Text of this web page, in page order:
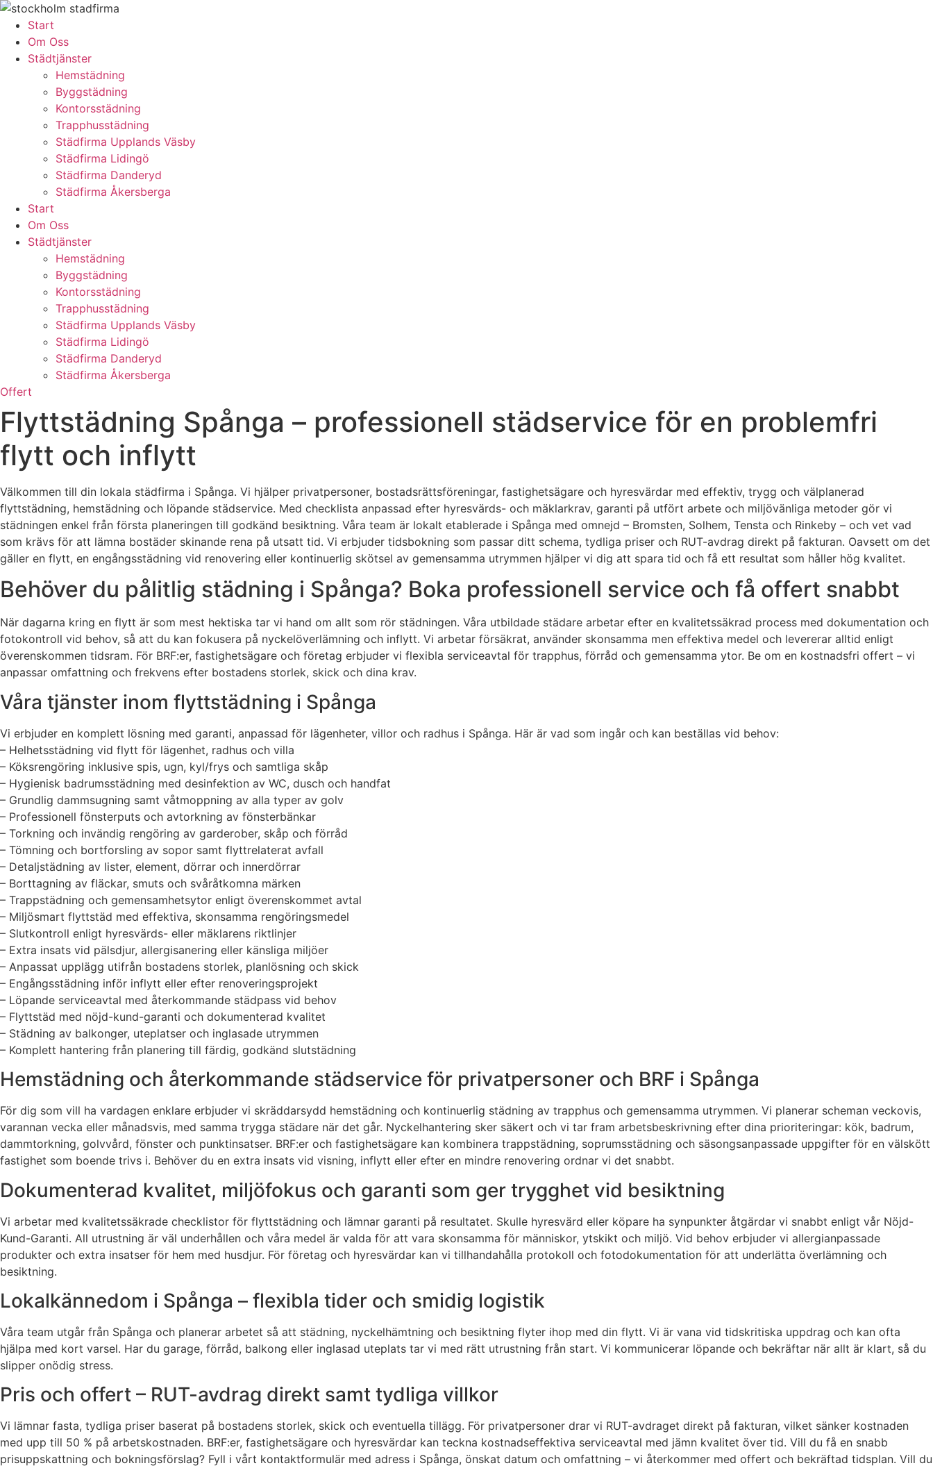
Skip
content
Start
Om Oss
Städtjänster
Hemstädning
Byggstädning
Kontorsstädning
Trapphusstädning
Städfirma Upplands Väsby
Städfirma Lidingö
Städfirma Danderyd
Städfirma Åkersberga
Start
Om Oss
Städtjänster
Hemstädning
Byggstädning
Kontorsstädning
Trapphusstädning
Städfirma Upplands Väsby
Städfirma Lidingö
Städfirma Danderyd
Städfirma Åkersberga
Offert
Flyttstädning Spånga – professionell städservice för en problemfri
flytt och inflytt
Välkommen till din lokala städfirma i Spånga. Vi hjälper privatpersoner, bostadsrättsföreningar, fastighetsägare och hyresvärdar med effektiv, trygg och välplanerad
flyttstädning, hemstädning och löpande städservice. Med checklista anpassad efter hyresvärds- och mäklarkrav, garanti på utfört arbete och miljövänliga metoder gör vi
städningen enkel från första planeringen till godkänd besiktning. Våra team är lokalt etablerade i Spånga med omnejd – Bromsten, Solhem, Tensta och Rinkeby – och vet vad
som krävs för att lämna bostäder skinande rena på utsatt tid. Vi erbjuder tidsbokning som passar ditt schema, tydliga priser och RUT-avdrag direkt på fakturan. Oavsett om det
gäller en flytt, en engångsstädning vid renovering eller kontinuerlig skötsel av gemensamma utrymmen hjälper vi dig att spara tid och få ett resultat som håller hög kvalitet.
Behöver du pålitlig städning i Spånga? Boka professionell service och få offert snabbt
När dagarna kring en flytt är som mest hektiska tar vi hand om allt som rör städningen. Våra utbildade städare arbetar efter en kvalitetssäkrad process med dokumentation och
fotokontroll vid behov, så att du kan fokusera på nyckelöverlämning och inflytt. Vi arbetar försäkrat, använder skonsamma men effektiva medel och levererar alltid enligt
överenskommen tidsram. För BRF:er, fastighetsägare och företag erbjuder vi flexibla serviceavtal för trapphus, förråd och gemensamma ytor. Be om en kostnadsfri offert – vi
anpassar omfattning och frekvens efter bostadens storlek, skick och dina krav.
Våra tjänster inom flyttstädning i Spånga
Vi erbjuder en komplett lösning med garanti, anpassad för lägenheter, villor och radhus i Spånga. Här är vad som ingår och kan beställas vid behov:
– Helhetsstädning vid flytt för lägenhet, radhus och villa
– Köksrengöring inklusive spis, ugn, kyl/frys och samtliga skåp
– Hygienisk badrumsstädning med desinfektion av WC, dusch och handfat
– Grundlig dammsugning samt våtmoppning av alla typer av golv
– Professionell fönsterputs och avtorkning av fönsterbänkar
– Torkning och invändig rengöring av garderober, skåp och förråd
– Tömning och bortforsling av sopor samt flyttrelaterat avfall
– Detaljstädning av lister, element, dörrar och innerdörrar
– Borttagning av fläckar, smuts och svåråtkomna märken
– Trappstädning och gemensamhetsytor enligt överenskommet avtal
– Miljösmart flyttstäd med effektiva, skonsamma rengöringsmedel
– Slutkontroll enligt hyresvärds- eller mäklarens riktlinjer
– Extra insats vid pälsdjur, allergisanering eller känsliga miljöer
– Anpassat upplägg utifrån bostadens storlek, planlösning och skick
– Engångsstädning inför inflytt eller efter renoveringsprojekt
– Löpande serviceavtal med återkommande städpass vid behov
– Flyttstäd med nöjd-kund-garanti och dokumenterad kvalitet
– Städning av balkonger, uteplatser och inglasade utrymmen
– Komplett hantering från planering till färdig, godkänd slutstädning
Hemstädning och återkommande städservice för privatpersoner och BRF i Spånga
För dig som vill ha vardagen enklare erbjuder vi skräddarsydd hemstädning och kontinuerlig städning av trapphus och gemensamma utrymmen. Vi planerar scheman veckovis,
varannan vecka eller månadsvis, med samma trygga städare när det går. Nyckelhantering sker säkert och vi tar fram arbetsbeskrivning efter dina prioriteringar: kök, badrum,
dammtorkning, golvvård, fönster och punktinsatser. BRF:er och fastighetsägare kan kombinera trappstädning, soprumsstädning och säsongsanpassade uppgifter för en välskött
fastighet som boende trivs i. Behöver du en extra insats vid visning, inflytt eller efter en mindre renovering ordnar vi det snabbt.
Dokumenterad kvalitet, miljöfokus och garanti som ger trygghet vid besiktning
Vi arbetar med kvalitetssäkrade checklistor för flyttstädning och lämnar garanti på resultatet. Skulle hyresvärd eller köpare ha synpunkter åtgärdar vi snabbt enligt vår Nöjd-
Kund-Garanti. All utrustning är väl underhållen och våra medel är valda för att vara skonsamma för människor, ytskikt och miljö. Vid behov erbjuder vi allergianpassade
produkter och extra insatser för hem med husdjur. För företag och hyresvärdar kan vi tillhandahålla protokoll och fotodokumentation för att underlätta överlämning och
besiktning.
Lokalkännedom i Spånga – flexibla tider och smidig logistik
Våra team utgår från Spånga och planerar arbetet så att städning, nyckelhämtning och besiktning flyter ihop med din flytt. Vi är vana vid tidskritiska uppdrag och kan ofta
hjälpa med kort varsel. Har du garage, förråd, balkong eller inglasad uteplats tar vi med rätt utrustning från start. Vi kommunicerar löpande och bekräftar när allt är klart, så du
slipper onödig stress.
Pris och offert – RUT-avdrag direkt samt tydliga villkor
Vi lämnar fasta, tydliga priser baserat på bostadens storlek, skick och eventuella tillägg. För privatpersoner drar vi RUT-avdraget direkt på fakturan, vilket sänker kostnaden
med upp till 50 % på arbetskostnaden. BRF:er, fastighetsägare och hyresvärdar kan teckna kostnadseffektiva serviceavtal med jämn kvalitet över tid. Vill du få en snabb
prisuppskattning och bokningsförslag? Fyll i vårt kontaktformulär med adress i Spånga, önskat datum och omfattning – vi återkommer med offert och bekräftad tidsplan. Vill du